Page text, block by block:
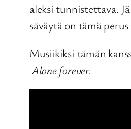
aleksi tunnistettava.
säväytä on tämä
Musiikiksi tämän
Alone forever.